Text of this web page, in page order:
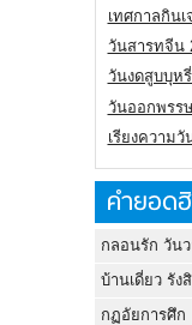
เทศกาลกิน
วันสารทจีน
วันงดสูบบุห
วันออกพรร
เรียงความวั
คำยอด
กลอนรัก วัน
บ้านเดี่ยว รัง
กฏอัยการศึก